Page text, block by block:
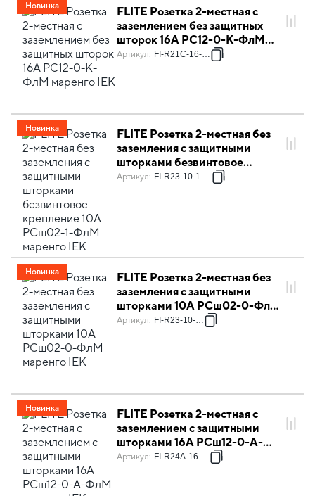
FLITE Розетка 2-местная с
заземлением без защитных
шторок 16А РС12-0-К-ФлМ
маренго IEK
Артикул: FI-R21C-16-K35
Новинка
FLITE Розетка 2-местная без
заземления с защитными
шторками безвинтовое
крепление 10А РСш02-1-ФлМ
Артикул: FI-R23-10-1-K35
Новинка
FLITE Розетка 2-местная без
заземления с защитными
шторками 10А РСш02-0-ФлМ
маренго IEK
Артикул: FI-R23-10-K35
Новинка
FLITE Розетка 2-местная с
заземлением с защитными
шторками 16А РСш12-0-А-
ФлМ маренго IEK
Артикул: FI-R24A-16-K35
Новинка